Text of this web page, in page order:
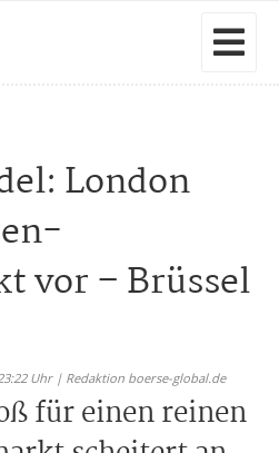
London
vor – Brüssel
Uhr | Redaktion boerse-global.de
für einen reinen